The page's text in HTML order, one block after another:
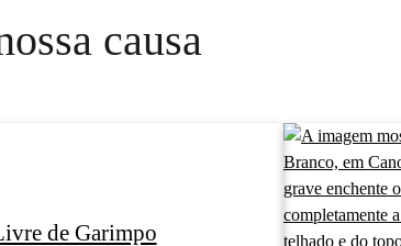
causa
de Garimpo